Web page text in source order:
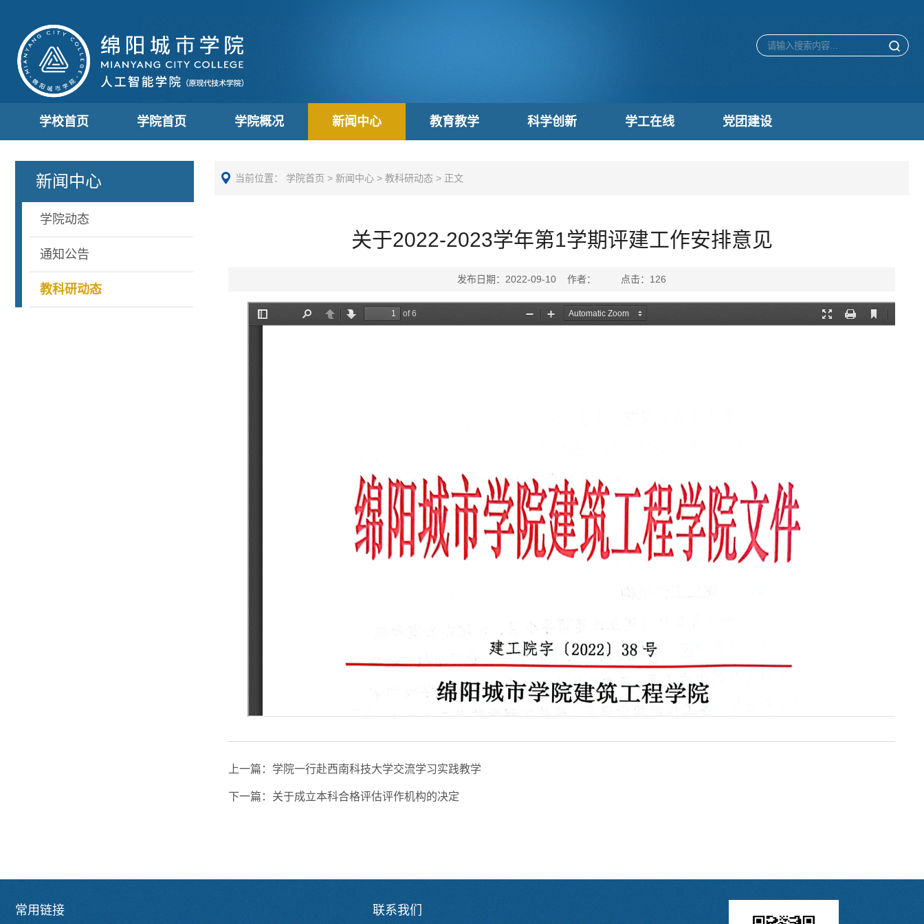
学校首页 学院首页 学院概况 新闻中心 教育教学 科学创新 学工在线 党团建设
新闻中心
学院动态
通知公告
教科研动态
当前位置： 学院首页 > 新闻中心 > 教科研动态 > 正文
关于2022-2023学年第1学期评建工作安排意见
发布日期：2022-09-10 作者： 点击： 126
上一篇： 学院一行赴西南科技大学交流学习实践教学
下一篇： 关于成立本科合格评估评作机构的决定
常用链接 联系我们